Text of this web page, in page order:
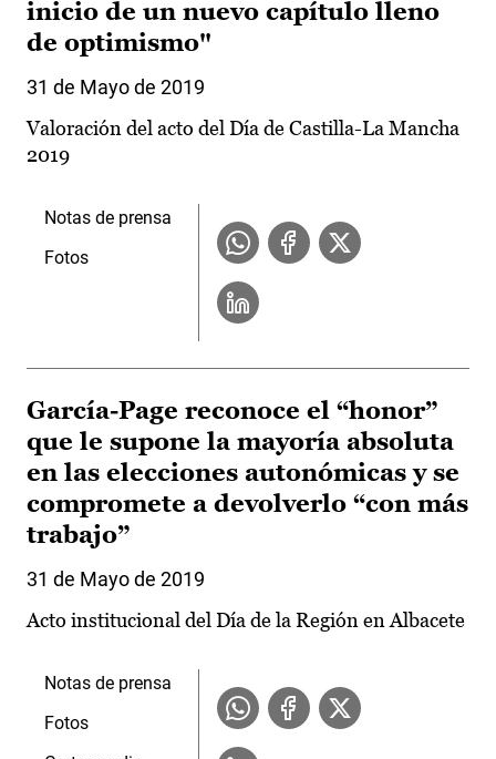
inicio de un nuevo capítulo lleno
de optimismo"
31 de Mayo de 2019
Valoración del acto del Día de Castilla-La Mancha
2019
Notas de prensa
Fotos
García-Page reconoce el “honor”
que le supone la mayoría absoluta
en las elecciones autonómicas y se
compromete a devolverlo “con más
trabajo”
31 de Mayo de 2019
Acto institucional del Día de la Región en Albacete
Notas de prensa
Fotos